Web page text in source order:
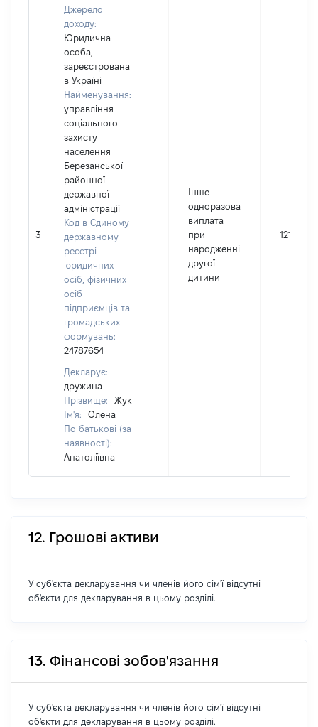
3
Джерело
доходу:
Юридична
особа,
зареєстрована
в Україні
Найменування:
управління
соціального
захисту
населення
Березанської
районної
державної
адміністрації
Код в Єдиному
державному
реєстрі
юридичних
осіб, фізичних
осіб –
підприємців та
громадських
формувань:
24787654
Декларує:
дружина
Прізвище:
Жук
Ім'я:
Олена
По батькові (за
наявності):
Анатоліївна
Інше
одноразова
виплата
при
народженні
другої
дитини
12150
12. Грошові активи
У суб'єкта декларування чи членів його сім'ї відсутні
об'єкти для декларування в цьому розділі.
13. Фінансові зобов'язання
У суб'єкта декларування чи членів його сім'ї відсутні
об'єкти для декларування в цьому розділі.